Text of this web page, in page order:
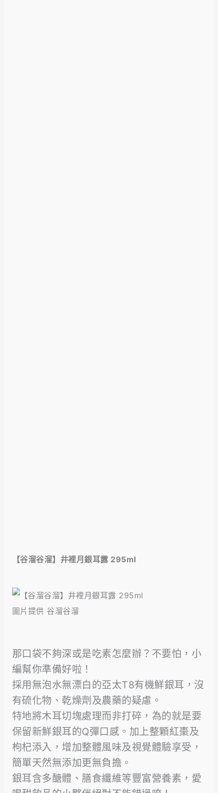
【谷溜谷溜】井裡月銀耳露 295ml
圖片提供 谷溜谷溜
那口袋不夠深或是吃素怎麼辦？不要怕，小
編幫你準備好啦！
採用無泡水無漂白的亞太T8有機鮮銀耳，沒
有硫化物、乾燥劑及農藥的疑慮。
特地將木耳切塊處理而非打碎，為的就是要
保留新鮮銀耳的Q彈口感。加上整顆紅棗及
枸杞添入，增加整體風味及視覺體驗享受，
簡單天然無添加更無負擔。
銀耳含多醣體、膳食纖維等豐富營養素，愛